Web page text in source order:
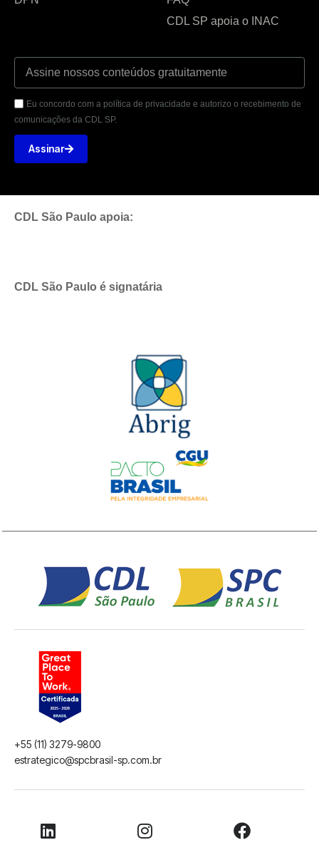
CDL SP apoia o INAC
Eu concordo com a política de privacidade e autorizo o recebimento de
comunicações da CDL SP.
Assinar
CDL São Paulo apoia:
CDL São Paulo é signatária
+55 (11) 3279-9800
estrategico@spcbrasil-sp.com.br